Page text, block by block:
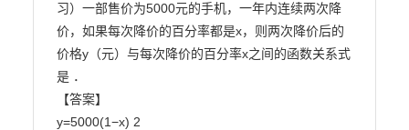
习）一部售价为5000元的手机，一年内连续两次降
价，如果每次降价的百分率都是x，则两次降价后的
价格y（元）与每次降价的百分率x之间的函数关系式
是 ．
【答案】
y=5000(1−x) 2